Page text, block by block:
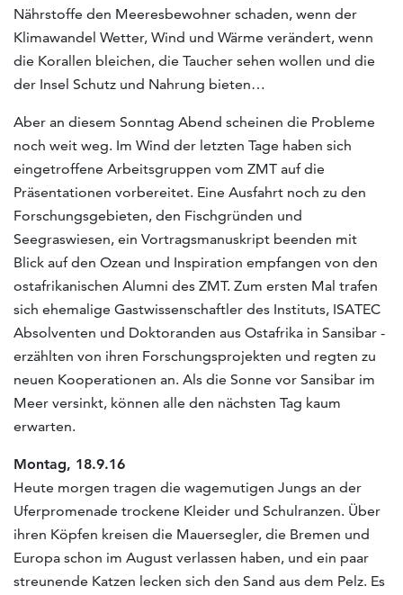
Nährstoffe den Meeresbewohner schaden, wenn der
Klimawandel Wetter, Wind und Wärme verändert, wenn
die Korallen bleichen, die Taucher sehen wollen und die
der Insel Schutz und Nahrung bieten…
Aber an diesem Sonntag Abend scheinen die Probleme
noch weit weg. Im Wind der letzten Tage haben sich
eingetroffene Arbeitsgruppen vom ZMT auf die
Präsentationen vorbereitet. Eine Ausfahrt noch zu den
Forschungsgebieten, den Fischgründen und
Seegraswiesen, ein Vortragsmanuskript beenden mit
Blick auf den Ozean und Inspiration empfangen von den
ostafrikanischen Alumni des ZMT. Zum ersten Mal trafen
sich ehemalige Gastwissenschaftler des Instituts, ISATEC
Absolventen und Doktoranden aus Ostafrika in Sansibar -
erzählten von ihren Forschungsprojekten und regten zu
neuen Kooperationen an. Als die Sonne vor Sansibar im
Meer versinkt, können alle den nächsten Tag kaum
erwarten.
Montag, 18.9.16
Heute morgen tragen die wagemutigen Jungs an der
Uferpromenade trockene Kleider und Schulranzen. Über
ihren Köpfen kreisen die Mauersegler, die Bremen und
Europa schon im August verlassen haben, und ein paar
streunende Katzen lecken sich den Sand aus dem Pelz. Es